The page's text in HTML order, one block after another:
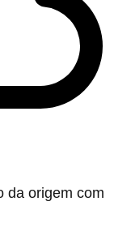
da origem com